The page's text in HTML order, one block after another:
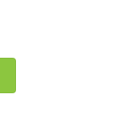
1M5, có trợ nguồn